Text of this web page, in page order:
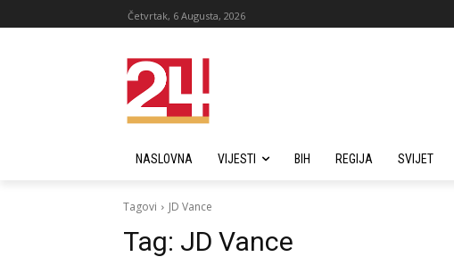
Četvrtak, 6 Augusta, 2026
NASLOVNA VIJESTI BIH REGIJA SVIJET
Tagovi JD Vance
Tag: JD Vance